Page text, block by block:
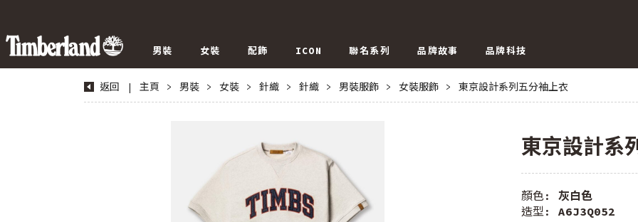
男裝 女裝 配飾 ICON 聯名系列 品牌故事 品牌科技
返回 | 主頁 > 男裝 > 女裝 > 針織 > 針織 > 男裝服飾 > 女裝服飾 > 東京設計系列五分袖上衣
東京設計系
顏色: 灰白色
造型: A6J3Q052